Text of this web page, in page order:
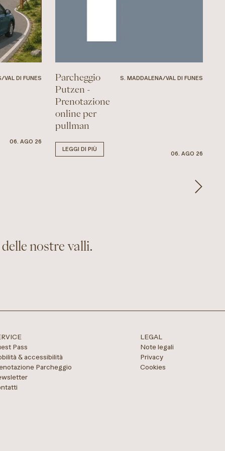
VAL DI FUNES
06. AGO 26
Parcheggio
Putzen -
Prenotazione
online per
pullman
S. MADDALENA/VAL DI FUNES
06. AGO 26
LEGGI DI PIÙ
nostre valli.
Pass
& accessibilità
Parcheggio
LEGAL
Note legali
Privacy
Cookies